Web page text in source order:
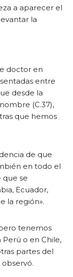
a aparecer el
la
doctor en
entre
desde la
(C.37),
que hemos
de que
en todo el
que se
Ecuador,
la región».
tenemos
o en Chile,
partes del